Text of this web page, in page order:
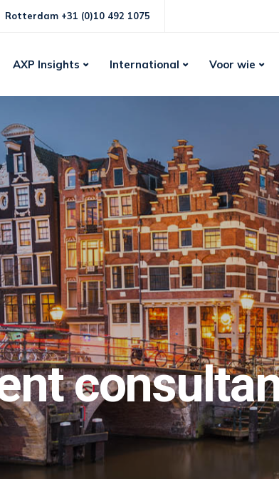
Rotterdam +31 (0)10 492 1075
AXP Insights International Voor wie